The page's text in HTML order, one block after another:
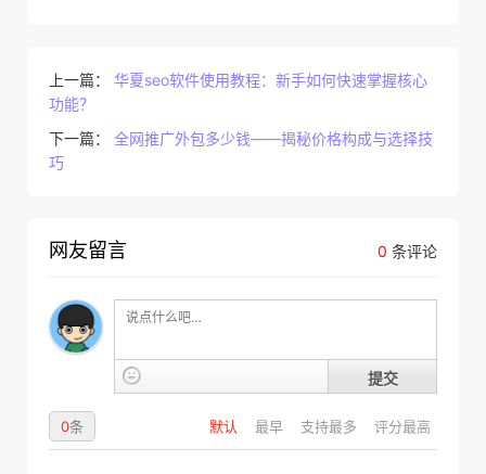
上一篇： 华夏seo软件使用教程：新手如何快速掌握核心
功能？
下一篇： 全网推广外包多少钱——揭秘价格构成与选择技
巧
0 条评论
网友留言
提交
默认 最早 支持最多 评分最高
0条